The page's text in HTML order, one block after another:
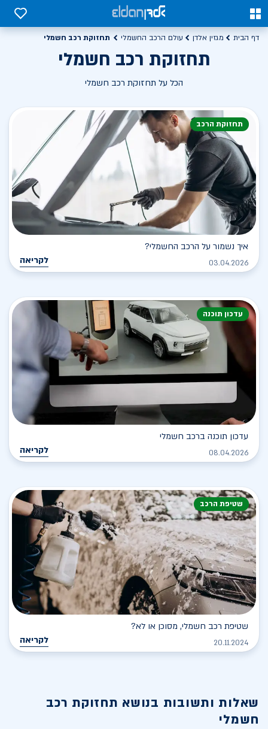
0
0
דף הבית מגזין אלדן עולם הרכב החשמלי תחזוקת רכב חשמלי
תחזוקת רכב חשמלי
הכל על תחזוקת רכב חשמלי
תחזוקת הרכב
איך נשמור על הרכב החשמלי?
03.04.2026 לקריאה
עדכון תוכנה
עדכון תוכנה ברכב חשמלי
08.04.2026 לקריאה
שטיפת הרכב
שטיפת רכב חשמלי, מסוכן או לא?
20.11.2024 לקריאה
שאלות ותשובות בנושא תחזוקת רכב
חשמלי